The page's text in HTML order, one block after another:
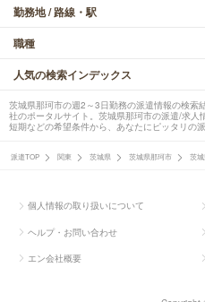
勤務地 / 路線・駅
職種
人気の検索インデックス
茨城県那珂市の週2～3日勤務の派遣情報の検索
社のポータルサイト。茨城県那珂市の派遣/求人
短期などの希望条件から、あなたにピッタリの
派遣TOP 関東 茨城県 茨城県那珂市 茨
個人情報の取り扱いについて
ヘルプ・お問い合わせ
エン会社概要